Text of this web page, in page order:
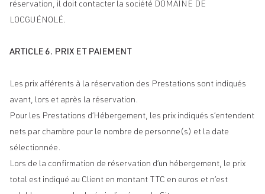
réservation, il doit contacter la société DOMAINE DE
LOCGUÉNOLÉ.
ARTICLE 6. PRIX ET PAIEMENT
Les prix afférents à la réservation des Prestations sont indiqués
avant, lors et après la réservation.
Pour les Prestations d’Hébergement, les prix indiqués s’entendent
nets par chambre pour le nombre de personne(s) et la date
sélectionnée.
Lors de la confirmation de réservation d’un hébergement, le prix
total est indiqué au Client en montant TTC en euros et n’est